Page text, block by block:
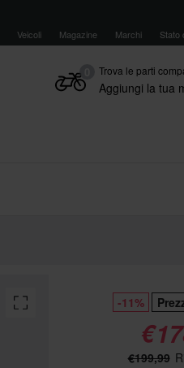
Veicoli Magazine Marchi Stato
Trova le parti
Aggiungi la tua
-11%
€199,99